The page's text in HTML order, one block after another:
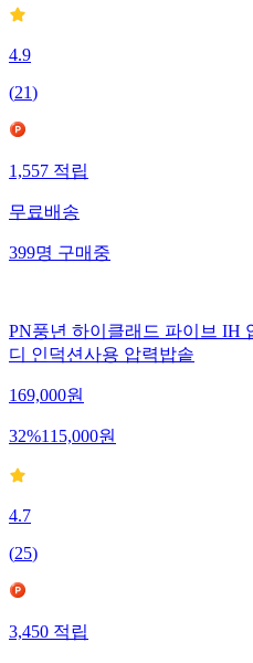
4.9
(21)
1,557 적립
무료배송
399명 구매중
PN풍년 하이클래드 파이브 IH
디 인덕션사용 압력밥솥
169,000원
32%115,000원
4.7
(25)
3,450적립